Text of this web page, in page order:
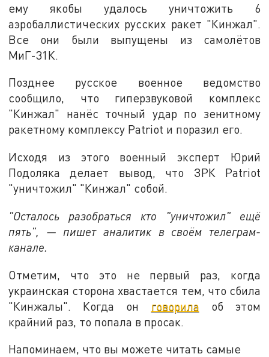
ему якобы удалось уничтожить 6
аэробаллистических русских ракет "Кинжал".
Все они были выпущены из самолётов
МиГ-31К.
Позднее русское военное ведомство
сообщило, что гиперзвуковой комплекс
"Кинжал" нанёс точный удар по зенитному
ракетному комплексу Patriot и поразил его.
Исходя из этого военный эксперт Юрий
Подоляка делает вывод, что ЗРК Patriot
"уничтожил" "Кинжал" собой.
"Осталось разобраться кто "уничтожил" ещё
пять", — пишет аналитик в своём телеграм-
канале.
Отметим, что это не первый раз, когда
украинская сторона хвастается тем, что сбила
"Кинжалы". Когда он говорила об этом
крайний раз, то попала в просак.
Напоминаем, что вы можете читать самые